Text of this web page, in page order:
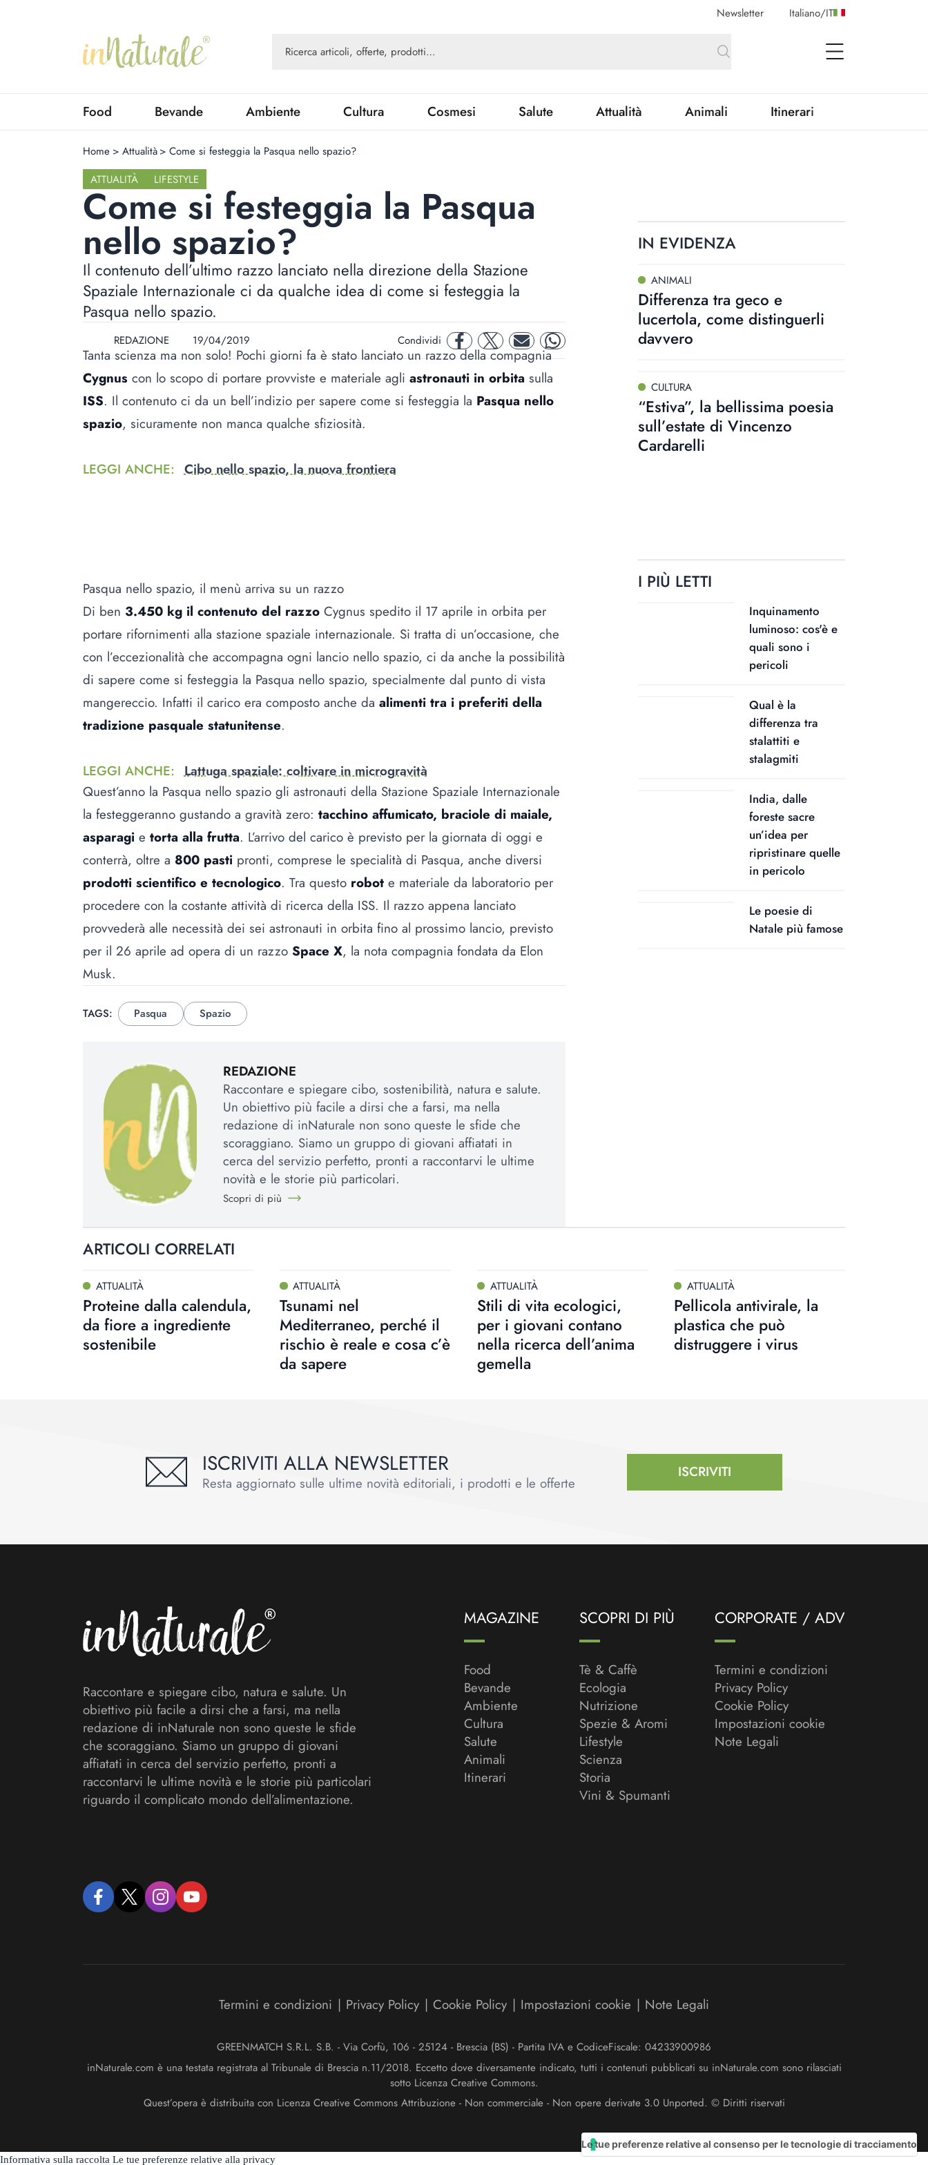
Newsletter Italiano/IT
open Menu
Food Bevande Ambiente Cultura Cosmesi Salute Attualità Animali Itinerari
Home > Attualità > Come si festeggia la Pasqua nello spazio?
ATTUALITÀ
LIFESTYLE
Come si festeggia la Pasqua
nello spazio?
Il contenuto dell’ultimo razzo lanciato nella direzione della Stazione
Spaziale Internazionale ci da qualche idea di come si festeggia la
Pasqua nello spazio.
REDAZIONE 19/04/2019 Condividi facebooktwitter mail whatsapp
Tanta scienza ma non solo! Pochi giorni fa è stato lanciato un razzo della compagnia
Cygnus con lo scopo di portare provviste e materiale agli astronauti in orbita sulla
ISS. Il contenuto ci da un bell’indizio per sapere come si festeggia la Pasqua nello
spazio, sicuramente non manca qualche sfiziosità.
LEGGI ANCHE: Cibo nello spazio, la nuova frontiera
Pasqua nello spazio, il menù arriva su un razzo
Di ben 3.450 kg il contenuto del razzo Cygnus spedito il 17 aprile in orbita per
portare rifornimenti alla stazione spaziale internazionale. Si tratta di un’occasione, che
con l’eccezionalità che accompagna ogni lancio nello spazio, ci da anche la possibilità
di sapere come si festeggia la Pasqua nello spazio, specialmente dal punto di vista
mangereccio. Infatti il carico era composto anche da alimenti tra i preferiti della
tradizione pasquale statunitense.
LEGGI ANCHE: Lattuga spaziale: coltivare in microgravità
Quest’anno la Pasqua nello spazio gli astronauti della Stazione Spaziale Internazionale
la festeggeranno gustando a gravità zero: tacchino affumicato, braciole di maiale,
asparagi e torta alla frutta. L’arrivo del carico è previsto per la giornata di oggi e
conterrà, oltre a 800 pasti pronti, comprese le specialità di Pasqua, anche diversi
prodotti scientifico e tecnologico. Tra questo robot e materiale da laboratorio per
procedere con la costante attività di ricerca della ISS. Il razzo appena lanciato
provvederà alle necessità dei sei astronauti in orbita fino al prossimo lancio, previsto
per il 26 aprile ad opera di un razzo Space X, la nota compagnia fondata da Elon
Musk.
TAGS: Pasqua Spazio
REDAZIONE
Raccontare e spiegare cibo, sostenibilità, natura e salute.
Un obiettivo più facile a dirsi che a farsi, ma nella
redazione di inNaturale non sono queste le sfide che
scoraggiano. Siamo un gruppo di giovani affiatati in
cerca del servizio perfetto, pronti a raccontarvi le ultime
novità e le storie più particolari.
Scopri di più
IN EVIDENZA
ANIMALI
Differenza tra geco e
lucertola, come distinguerli
davvero
CULTURA
“Estiva”, la bellissima poesia
sull’estate di Vincenzo
Cardarelli
I PIÙ LETTI
Inquinamento
luminoso: cos'è e
quali sono i
pericoli
Qual è la
differenza tra
stalattiti e
stalagmiti
India, dalle
foreste sacre
un’idea per
ripristinare quelle
in pericolo
Le poesie di
Natale più famose
ARTICOLI CORRELATI
ATTUALITÀ
Proteine dalla calendula,
da fiore a ingrediente
sostenibile
ATTUALITÀ
Tsunami nel
Mediterraneo, perché il
rischio è reale e cosa c’è
da sapere
ATTUALITÀ
Stili di vita ecologici,
per i giovani contano
nella ricerca dell’anima
gemella
ATTUALITÀ
Pellicola antivirale, la
plastica che può
distruggere i virus
ISCRIVITI ALLA NEWSLETTER
Resta aggiornato sulle ultime novità editoriali, i prodotti e le offerte
ISCRIVITI
Raccontare e spiegare cibo, natura e salute. Un
obiettivo più facile a dirsi che a farsi, ma nella
redazione di inNaturale non sono queste le sfide
che scoraggiano. Siamo un gruppo di giovani
affiatati in cerca del servizio perfetto, pronti a
raccontarvi le ultime novità e le storie più particolari
riguardo il complicato mondo dell’alimentazione.
facebooktwitter instagramyoutube
MAGAZINE
Food
Bevande
Ambiente
Cultura
Salute
Animali
Itinerari
SCOPRI DI PIÙ
Tè & Caffè
Ecologia
Nutrizione
Spezie & Aromi
Lifestyle
Scienza
Storia
Vini & Spumanti
CORPORATE / ADV
Termini e condizioni
Privacy Policy
Cookie Policy
Impostazioni cookie
Note Legali
Termini e condizioni | Privacy Policy | Cookie Policy | Impostazioni cookie | Note Legali
GREENMATCH S.R.L. S.B. - Via Corfù, 106 - 25124 - Brescia (BS) - Partita IVA e CodiceFiscale: 04233900986
inNaturale.com è una testata registrata al Tribunale di Brescia n.11/2018. Eccetto dove diversamente indicato, tutti i contenuti pubblicati su inNaturale.com sono rilasciati
sotto Licenza Creative Commons.
Quest’opera è distribuita con Licenza Creative Commons Attribuzione - Non commerciale - Non opere derivate 3.0 Unported. © Diritti riservati
Informativa sulla raccolta Le tue preferenze relative alla privacy
Le tue preferenze relative al consenso per le tecnologie di tracciamento